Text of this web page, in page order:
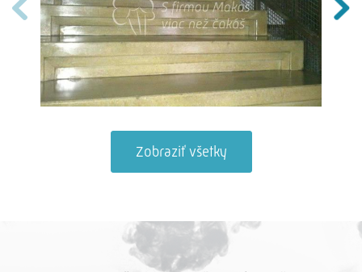
Zobraziť všetky